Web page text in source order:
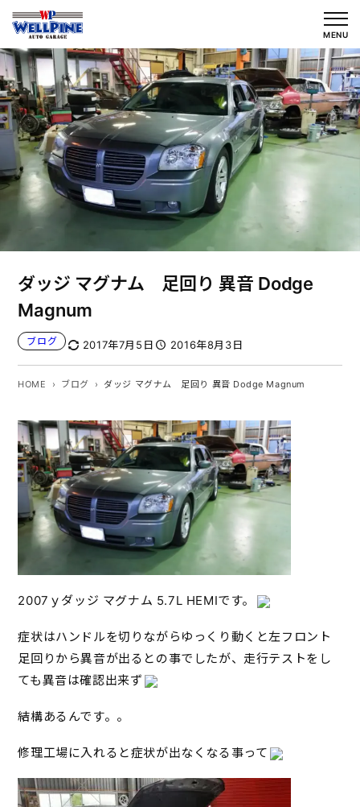
を
ス
キ
ッ
MENU
ダッジ マグナム 足回り 異音 Dodge
Magnum
ブログ 2017年7月5日 2016年8月3日
HOME ブログ ダッジ マグナム 足回り 異音 Dodge Magnum
2007ｙダッジ マグナム 5.7L HEMIです。
症状はハンドルを切りながらゆっくり動くと左フロント
足回りから異音が出るとの事でしたが、走行テストをし
ても異音は確認出来ず
結構あるんです。。
修理工場に入れると症状が出なくなる事って